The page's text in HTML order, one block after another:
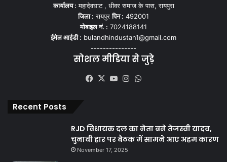
कार्यालय : महादेवघाट , धीवर समाज के पास, रायपुरा
जिला : रायपुरपिन : 492001
मोबाइल नं. : 7024188141
ईमेल आईडी : bulandhindustan1@gmail.com
---------------
सोशल मीडिया से जुड़े
Facebook
X YouTubeInstagram
Recent Posts
RJD विधायक दल का नेता बने तेजस्वी यादव,
चुनावी हार पर बैठक में सामने आए अहम कारण
November 17, 2025